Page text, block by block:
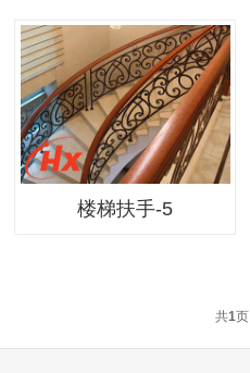
楼梯扶手-5
共1页